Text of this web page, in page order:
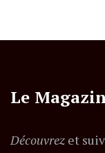
Le
Découvrez et